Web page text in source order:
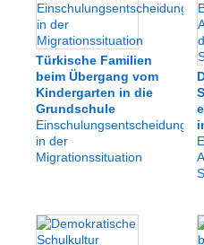
Türkische Familien
beim Übergang vom
Kindergarten in die
Grundschule
Einschulungsentscheidungen
in der
Migrationssituation